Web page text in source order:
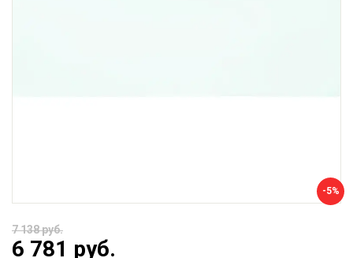
-5%
7 138 руб.
6 781 руб.